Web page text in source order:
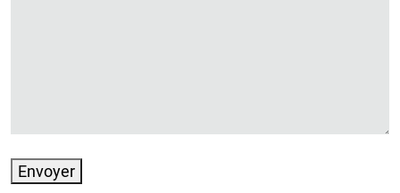
Envoyer